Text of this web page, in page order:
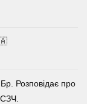
Розповідає про